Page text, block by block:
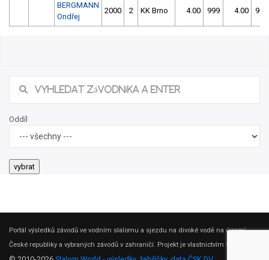
BERGMANN
Ondřej
2000 2 KK Brno 4.00 999 4.00 999
Oddíl
Portál výsledků závodů ve vodním slalomu a sjezdu na divoké vodě na území
České republiky a vybraných závodů v zahraničí. Projekt je vlastnictvím ČSK DV